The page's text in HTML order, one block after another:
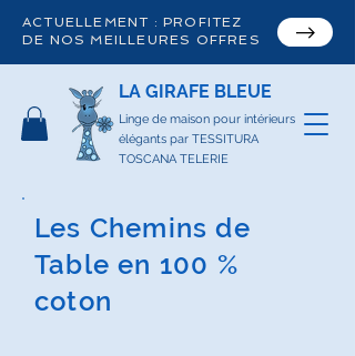
ACTUELLEMENT : PROFITEZ
DE NOS MEILLEURES OFFRES
LA GIRAFE BLEUE
Linge de maison pour intérieurs
élégants par TESSITURA
TOSCANA TELERIE
Les Chemins de
Table en 100 %
coton